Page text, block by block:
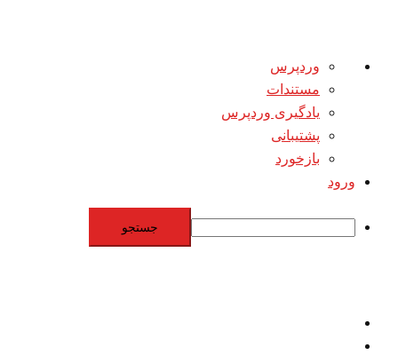
درباره
وردپرس
وردپرس
مستندات
یادگیری وردپرس
پشتیبانی
بازخورد
ورود
جستجو